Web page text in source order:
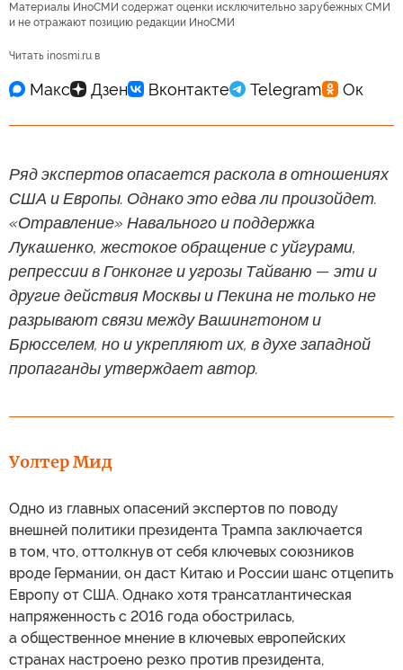
Материалы ИноСМИ содержат оценки исключительно зарубежных СМИ
и не отражают позицию редакции ИноСМИ
Читать inosmi.ru в
Ряд экспертов опасается раскола в отношениях
США и Европы. Однако это едва ли произойдет.
«Отравление» Навального и поддержка
Лукашенко, жестокое обращение с уйгурами,
репрессии в Гонконге и угрозы Тайваню — эти и
другие действия Москвы и Пекина не только не
разрывают связи между Вашингтоном и
Брюсселем, но и укрепляют их, в духе западной
пропаганды утверждает автор.
Уолтер Мид
Одно из главных опасений экспертов по поводу
внешней политики президента Трампа заключается
в том, что, оттолкнув от себя ключевых союзников
вроде Германии, он даст Китаю и России шанс отцепить
Европу от США. Однако хотя трансатлантическая
напряженность с 2016 года обострилась,
а общественное мнение в ключевых европейских
странах настроено резко против президента,